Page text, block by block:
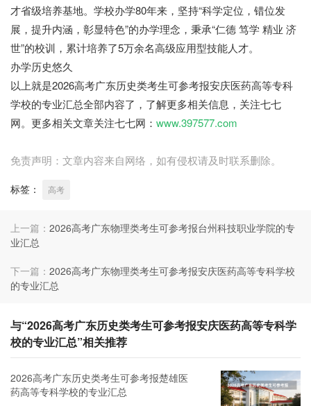
才省级培养基地。学校办学80年来，坚持“科学定位，错位发
展，提升内涵，彰显特色”的办学理念，秉承“仁德 笃学 精业 济
世”的校训，累计培养了5万余名高级应用型技能人才。
办学历史悠久
以上就是2026高考广东历史类考生可参考报安庆医药高等专科
学校的专业汇总全部内容了，了解更多相关信息，关注七七
网。更多相关文章关注七七网： www.397577.com
免责声明：文章内容来自网络，如有侵权请及时联系删除。
标签： 高考
上一篇： 2026高考广东物理类考生可参考报台州科技职业学院的专
业汇总
下一篇： 2026高考广东物理类考生可参考报安庆医药高等专科学校
的专业汇总
与“2026高考广东历史类考生可参考报安庆医药高等专科学
校的专业汇总”相关推荐
2026高考广东历史类考生可参考报楚雄医
药高等专科学校的专业汇总